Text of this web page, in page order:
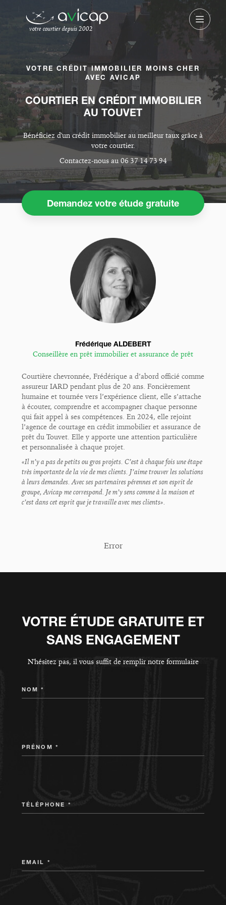
votre courtier depuis 2002
VOTRE CRÉDIT IMMOBILIER MOINS CHER
AVEC AVICAP
COURTIER EN CRÉDIT IMMOBILIER
AU TOUVET
Bénéficiez d'un crédit immobilier au meilleur taux grâce à
votre courtier.
Contactez-nous au 06 37 14 73 94
Demandez votre étude gratuite
Frédérique ALDEBERT
Conseillère en prêt immobilier et assurance de prêt
Courtière chevronnée, Frédérique a d’abord officié comme
assureur IARD pendant plus de 20 ans. Foncièrement
humaine et tournée vers l’expérience client, elle s’attache
à écouter, comprendre et accompagner chaque personne
qui fait appel à ses compétences. En 2024, elle rejoint
l’agence de courtage en crédit immobilier et assurance de
prêt du Touvet. Elle y apporte une attention particulière
et personnalisée à chaque projet.
«Il n’y a pas de petits ou gros projets. C’est à chaque fois une étape
très importante de la vie de mes clients. J’aime trouver les solutions
à leurs demandes. Avec ses partenaires pérennes et son esprit de
groupe, Avicap me correspond. Je m’y sens comme à la maison et
c’est dans cet esprit que je travaille avec mes clients».
Error
VOTRE ÉTUDE GRATUITE ET
SANS ENGAGEMENT
N'hésitez pas, il vous suffit de remplir notre formulaire
NOM *
PRÉNOM *
TÉLÉPHONE *
EMAIL *